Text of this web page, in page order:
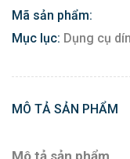
Mã sản phẩm:
Mục lục: Dụng cụ
MÔ TẢ SẢN PHẨM
Mô tả sản phẩm